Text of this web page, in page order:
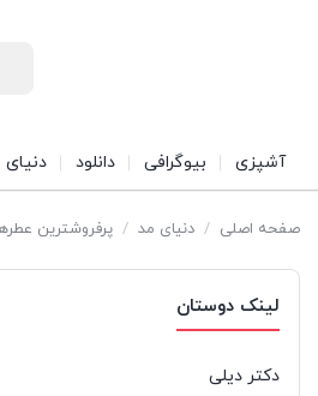
آشپزی بیوگرافی دانلود
صفحه اصلی / دنیای مد / پرفروشترین
لینک دوستان
دکتر دیلی